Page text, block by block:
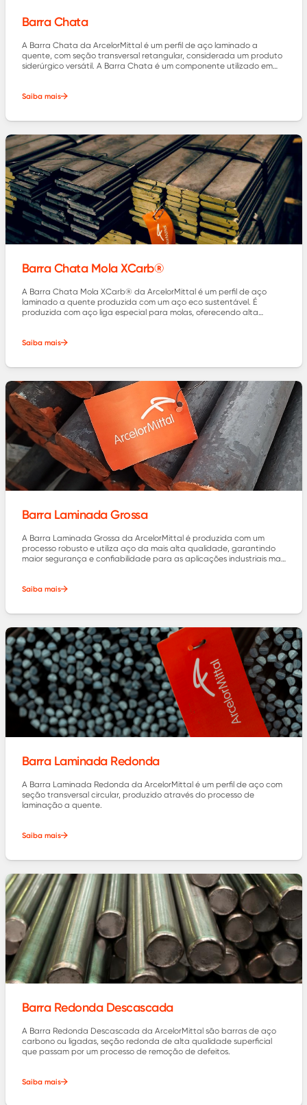
Barra Chata
A Barra Chata da ArcelorMittal é um perfil de aço laminado a
quente, com seção transversal retangular, considerada um produto
siderúrgico versátil. A Barra Chata é um componente utilizado em
Saiba mais
Barra Chata Mola XCarb®
A Barra Chata Mola XCarb® da ArcelorMittal é um perfil de aço
laminado a quente produzida com um aço eco sustentável. É
produzida com aço liga especial para molas, oferecendo alta
Saiba mais
Barra Laminada Grossa
A Barra Laminada Grossa da ArcelorMittal é produzida com um
processo robusto e utiliza aço da mais alta qualidade, garantindo
maior segurança e confiabilidade para as aplicações industriais mais
Saiba mais
Barra Laminada Redonda
A Barra Laminada Redonda da ArcelorMittal é um perfil de aço com
seção transversal circular, produzido através do processo de
laminação a quente.
Saiba mais
Barra Redonda Descascada
A Barra Redonda Descascada da ArcelorMittal são barras de aço
carbono ou ligadas, seção redonda de alta qualidade superficial
que passam por um processo de remoção de defeitos.
Saiba mais